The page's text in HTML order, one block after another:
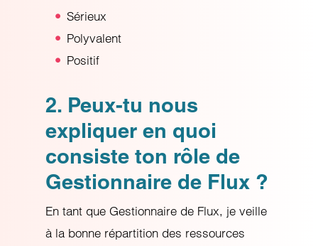
Sérieux
Polyvalent
Positif
2. Peux-tu nous
expliquer en quoi
consiste ton rôle de
Gestionnaire de Flux ?
En tant que Gestionnaire de Flux, je veille
à la bonne répartition des ressources